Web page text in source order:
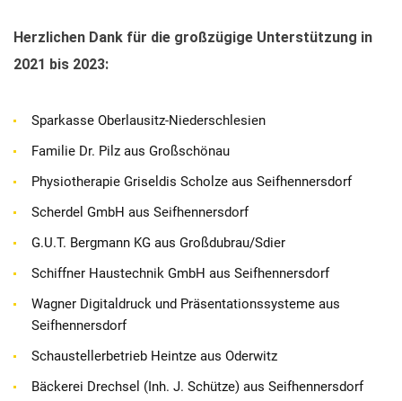
Herzlichen Dank für die großzügige Unterstützung in
2021 bis 2023:
Sparkasse Oberlausitz-Niederschlesien
Familie Dr. Pilz aus Großschönau
Physiotherapie Griseldis Scholze aus Seifhennersdorf
Scherdel GmbH aus Seifhennersdorf
G.U.T. Bergmann KG aus Großdubrau/Sdier
Schiffner Haustechnik GmbH aus Seifhennersdorf
Wagner Digitaldruck und Präsentationssysteme aus
Seifhennersdorf
Schaustellerbetrieb Heintze aus Oderwitz
Bäckerei Drechsel (Inh. J. Schütze) aus Seifhennersdorf